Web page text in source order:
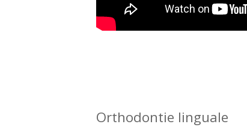
Orthodontie linguale